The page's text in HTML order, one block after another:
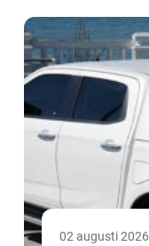
02 augusti 2026